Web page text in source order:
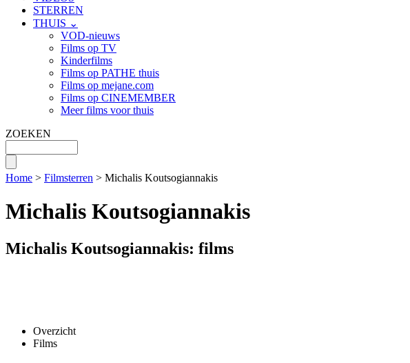
STERREN
THUIS ⌄
VOD-nieuws
Films op TV
Kinderfilms
Films op PATHE thuis
Films op mejane.com
Films op CINEMEMBER
Meer films voor thuis
ZOEKEN
Home > Filmsterren > Michalis Koutsogiannakis
Michalis Koutsogiannakis
Michalis Koutsogiannakis: films
Overzicht
Films